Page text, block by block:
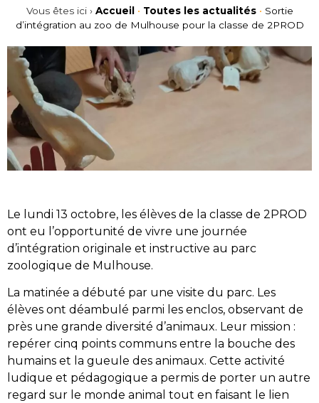
Vous êtes ici › Accueil • Toutes les actualités• Sortie
d’intégration au zoo de Mulhouse pour la classe de 2PROD
Le lundi 13 octobre, les élèves de la classe de 2PROD
ont eu l’opportunité de vivre une journée
d’intégration originale et instructive au parc
zoologique de Mulhouse.
La matinée a débuté par une visite du parc. Les
élèves ont déambulé parmi les enclos, observant de
près une grande diversité d’animaux. Leur mission :
repérer cinq points communs entre la bouche des
humains et la gueule des animaux. Cette activité
ludique et pédagogique a permis de porter un autre
regard sur le monde animal tout en faisant le lien